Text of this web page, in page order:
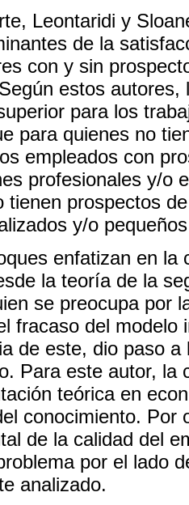
Leontaridi y
de la
con y sin
estos
para los
para quienes no
empleados con
profesionales y/o
tienen prospectos
y/o
enfatizan en la
la teoría de la
se preocupa por
fracaso del modelo
de este, dio paso
Para este autor, la
teórica en
conocimiento. Por
de la calidad del
por el lado
analizado.